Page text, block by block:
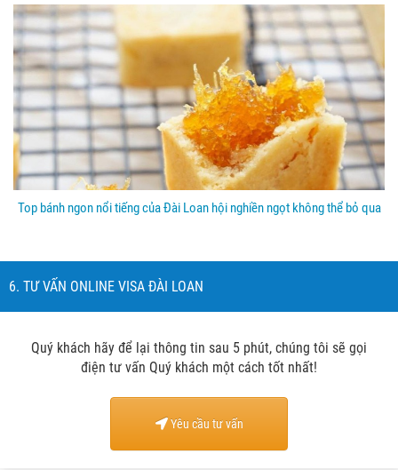
Top bánh ngon nổi tiếng của Đài Loan hội nghiền ngọt không thể bỏ qua
6. TƯ VẤN ONLINE VISA ĐÀI LOAN
Quý khách hãy để lại thông tin sau 5 phút, chúng tôi sẽ gọi
điện tư vấn Quý khách một cách tốt nhất!
Yêu cầu tư vấn